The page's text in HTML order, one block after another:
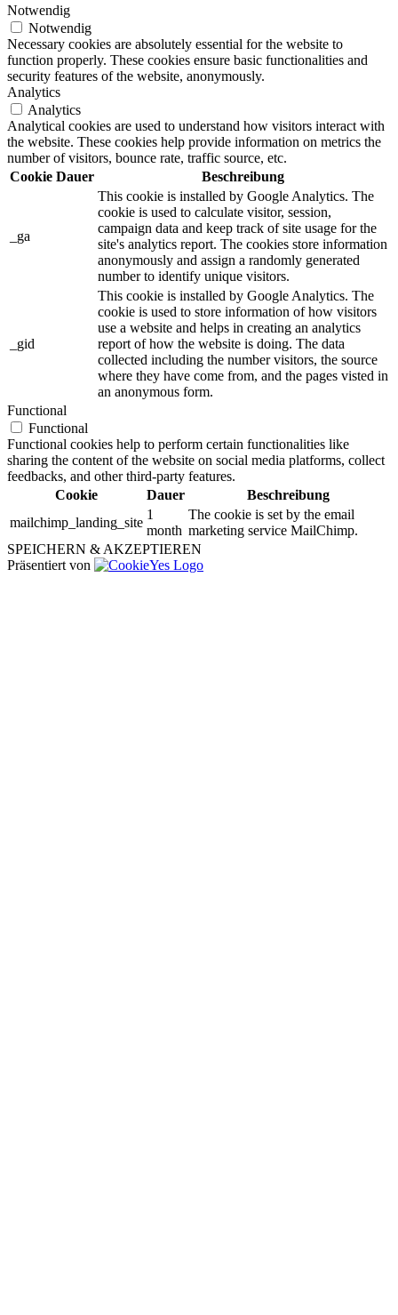
Notwendig
Notwendig
Necessary cookies are absolutely essential for the website to
function properly. These cookies ensure basic functionalities and
security features of the website, anonymously.
Analytics
Analytics
Analytical cookies are used to understand how visitors interact with
the website. These cookies help provide information on metrics the
number of visitors, bounce rate, traffic source, etc.
Cookie Dauer Beschreibung
_ga
This cookie is installed by Google Analytics. The
cookie is used to calculate visitor, session,
campaign data and keep track of site usage for the
site's analytics report. The cookies store information
anonymously and assign a randomly generated
number to identify unique visitors.
_gid
This cookie is installed by Google Analytics. The
cookie is used to store information of how visitors
use a website and helps in creating an analytics
report of how the website is doing. The data
collected including the number visitors, the source
where they have come from, and the pages visted in
an anonymous form.
Functional
Functional
Functional cookies help to perform certain functionalities like
sharing the content of the website on social media platforms, collect
feedbacks, and other third-party features.
Cookie
Dauer
Beschreibung
mailchimp_landing_site
1
month
The cookie is set by the email
marketing service MailChimp.
SPEICHERN & AKZEPTIEREN
Präsentiert von